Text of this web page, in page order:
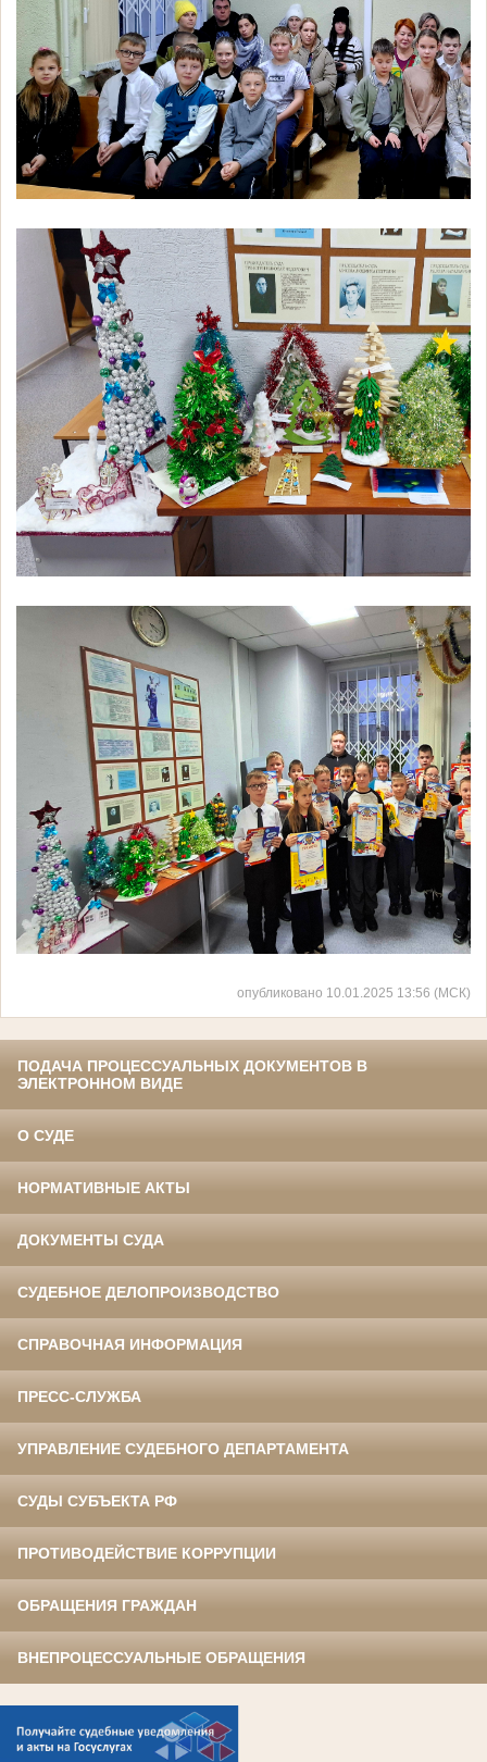
опубликовано 10.01.2025 13:56 (МСК)
ПОДАЧА ПРОЦЕССУАЛЬНЫХ ДОКУМЕНТОВ В
ЭЛЕКТРОННОМ ВИДЕ
О СУДЕ
НОРМАТИВНЫЕ АКТЫ
ДОКУМЕНТЫ СУДА
СУДЕБНОЕ ДЕЛОПРОИЗВОДСТВО
СПРАВОЧНАЯ ИНФОРМАЦИЯ
ПРЕСС-СЛУЖБА
УПРАВЛЕНИЕ СУДЕБНОГО ДЕПАРТАМЕНТА
СУДЫ СУБЪЕКТА РФ
ПРОТИВОДЕЙСТВИЕ КОРРУПЦИИ
ОБРАЩЕНИЯ ГРАЖДАН
ВНЕПРОЦЕССУАЛЬНЫЕ ОБРАЩЕНИЯ